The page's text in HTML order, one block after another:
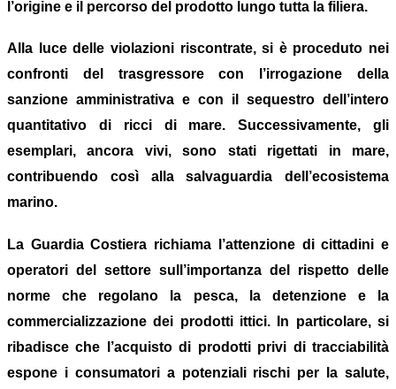
l’origine e il percorso del prodotto lungo tutta la filiera.
Alla luce delle violazioni riscontrate, si è proceduto nei
confronti del trasgressore con l’irrogazione della
sanzione amministrativa e con il sequestro dell’intero
quantitativo di ricci di mare. Successivamente, gli
esemplari, ancora vivi, sono stati rigettati in mare,
contribuendo così alla salvaguardia dell’ecosistema
marino.
La Guardia Costiera richiama l’attenzione di cittadini e
operatori del settore sull’importanza del rispetto delle
norme che regolano la pesca, la detenzione e la
commercializzazione dei prodotti ittici. In particolare, si
ribadisce che l’acquisto di prodotti privi di tracciabilità
espone i consumatori a potenziali rischi per la salute,